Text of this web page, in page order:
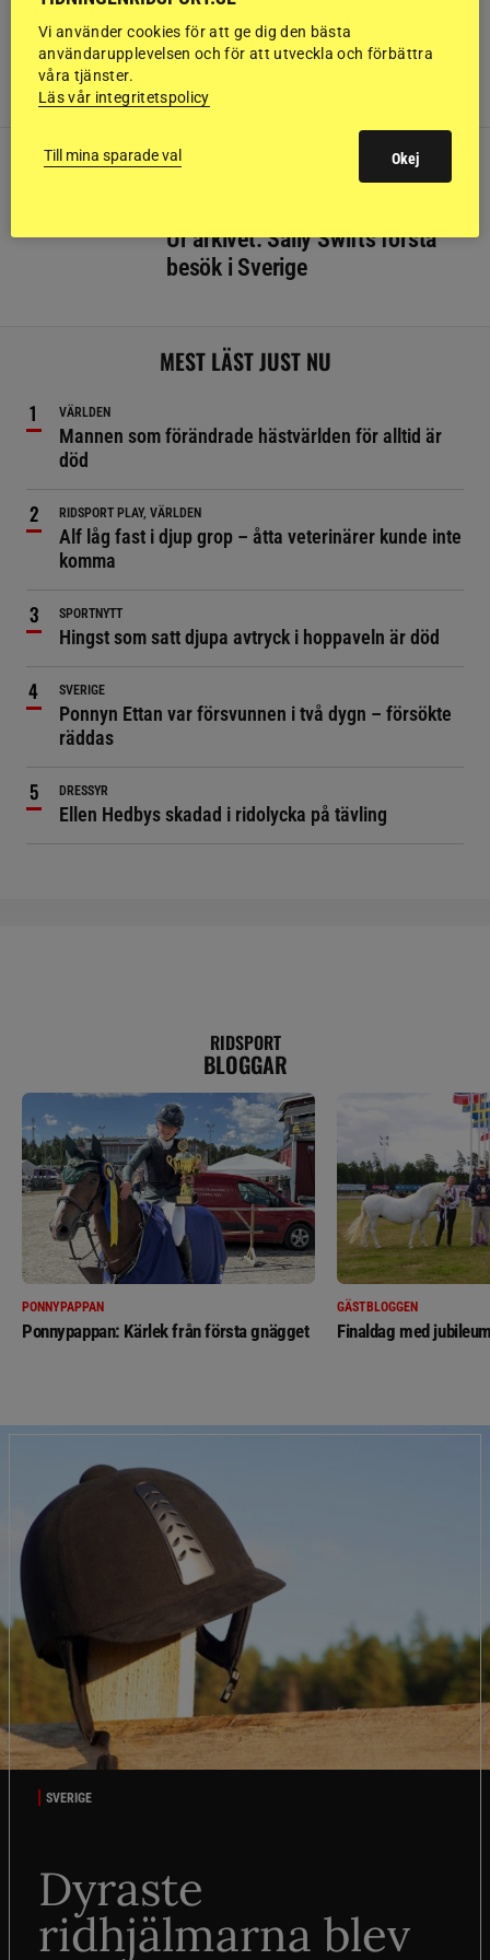
Patrik Kittel Dressage Tour är
igång
Ur arkivet: Sally Swifts första
besök i Sverige
MEST LÄST JUST NU
VÄRLDEN
Mannen som förändrade hästvärlden för alltid är
död
RIDSPORT PLAY, VÄRLDEN
Alf låg fast i djup grop – åtta veterinärer kunde inte
komma
SPORTNYTT
Hingst som satt djupa avtryck i hoppaveln är död
SVERIGE
Ponnyn Ettan var försvunnen i två dygn – försökte
räddas
DRESSYR
Ellen Hedbys skadad i ridolycka på tävling
RIDSPORT
BLOGGAR
PONNYPAPPAN
Ponnypappan: Kärlek från första gnägget
GÄSTBLOGGEN
Finaldag med
SVERIGE
Dyraste
ridhjälmarna blev
Vi använder cookies för att ge dig den bästa
användarupplevelsen och för att utveckla och förbättra
våra tjänster.
Läs vår integritetspolicy
Till mina sparade val Okej